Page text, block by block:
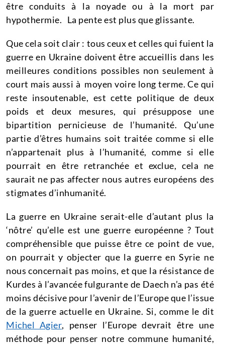
être conduits à la noyade ou à la mort par
hypothermie. La pente est plus que glissante.
Que cela soit clair : tous ceux et celles qui fuient la
guerre en Ukraine doivent être accueillis dans les
meilleures conditions possibles non seulement à
court mais aussi à moyen voire long terme. Ce qui
reste insoutenable, est cette politique de deux
poids et deux mesures, qui présuppose une
bipartition pernicieuse de l’humanité. Qu’une
partie d’êtres humains soit traitée comme si elle
n’appartenait plus à l’humanité, comme si elle
pourrait en être retranchée et exclue, cela ne
saurait ne pas affecter nous autres européens des
stigmates d’inhumanité.
La guerre en Ukraine serait-elle d’autant plus la
‘nôtre’ qu’elle est une guerre européenne ? Tout
compréhensible que puisse être ce point de vue,
on pourrait y objecter que la guerre en Syrie ne
nous concernait pas moins, et que la résistance de
Kurdes à l’avancée fulgurante de Daech n’a pas été
moins décisive pour l’avenir de l’Europe que l’issue
de la guerre actuelle en Ukraine. Si, comme le dit
Michel Agier, penser l’Europe devrait être une
méthode pour penser notre commune humanité,